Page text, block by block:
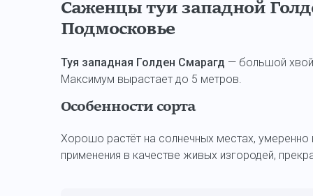
Саженцы туи западной
Подмосковье
Туя западная Голден Смарагд — большой
Максимум вырастает до 5 метров.
Особенности сорта
Хорошо растёт на солнечных местах,
применения в качестве живых изгородей,